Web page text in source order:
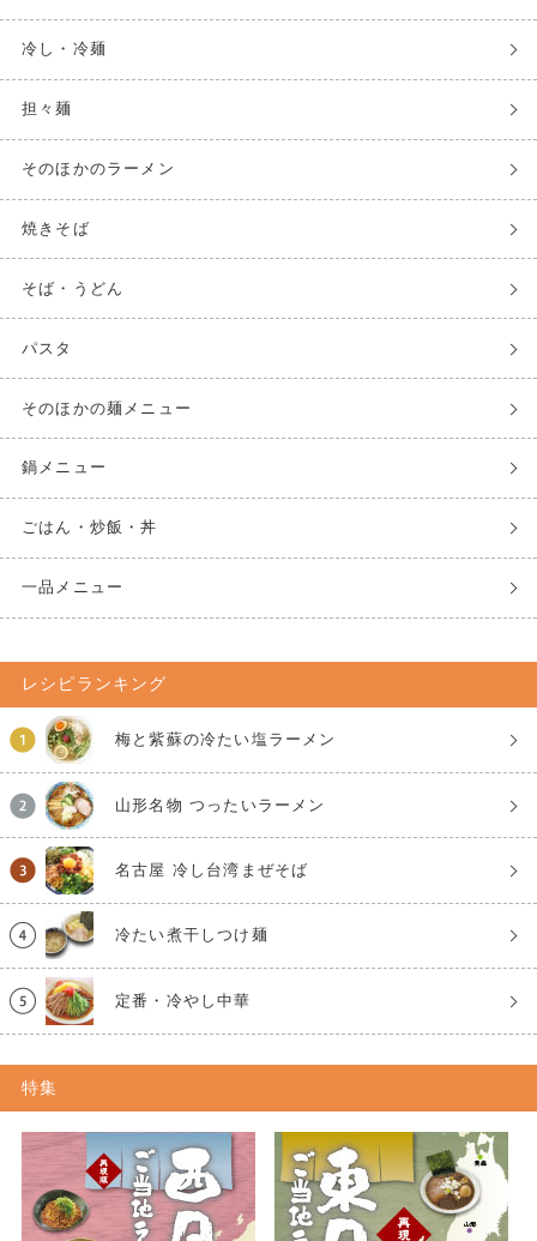
冷し・冷麺
担々麺
そのほかのラーメン
焼きそば
そば・うどん
パスタ
そのほかの麺メニュー
鍋メニュー
ごはん・炒飯・丼
一品メニュー
レシピランキング
梅と紫蘇の冷たい塩ラーメン
山形名物 つったいラーメン
名古屋 冷し台湾まぜそば
冷たい煮干しつけ麺
定番・冷やし中華
特集